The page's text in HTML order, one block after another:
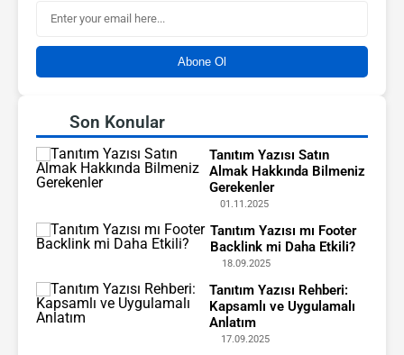
Abone Ol
Son Konular
Tanıtım Yazısı Satın
Almak Hakkında Bilmeniz
Gerekenler
01.11.2025
Tanıtım Yazısı mı Footer
Backlink mi Daha Etkili?
18.09.2025
Tanıtım Yazısı Rehberi:
Kapsamlı ve Uygulamalı
Anlatım
17.09.2025